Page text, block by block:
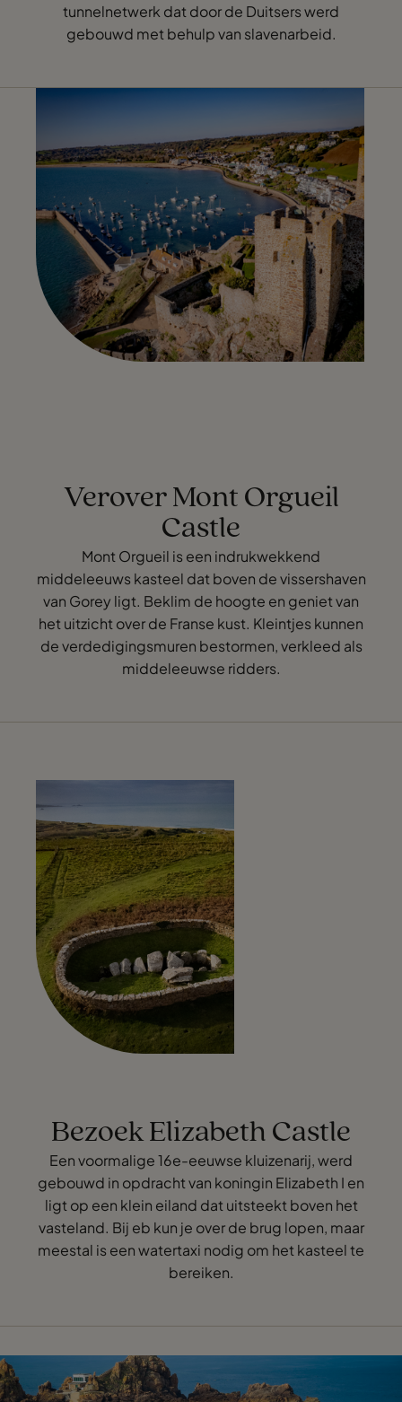
tunnelnetwerk dat door de Duitsers werd
gebouwd met behulp van slavenarbeid.
Verover Mont Orgueil
Castle
Mont Orgueil is een indrukwekkend
middeleeuws kasteel dat boven de vissershaven
van Gorey ligt. Beklim de hoogte en geniet van
het uitzicht over de Franse kust. Kleintjes kunnen
de verdedigingsmuren bestormen, verkleed als
middeleeuwse ridders.
Bezoek Elizabeth Castle
Een voormalige 16e-eeuwse kluizenarij, werd
gebouwd in opdracht van koningin Elizabeth I en
ligt op een klein eiland dat uitsteekt boven het
vasteland. Bij eb kun je over de brug lopen, maar
meestal is een watertaxi nodig om het kasteel te
bereiken.